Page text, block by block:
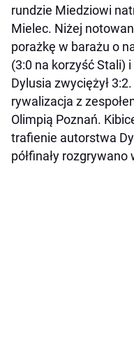
rundzie Miedziowi
Mielec. Niżej
porażkę w barażu o
(3:0 na korzyść Stali)
Dylusia zwyciężył
rywalizacja z
Olimpią Poznań.
trafienie autorstwa
półfinały